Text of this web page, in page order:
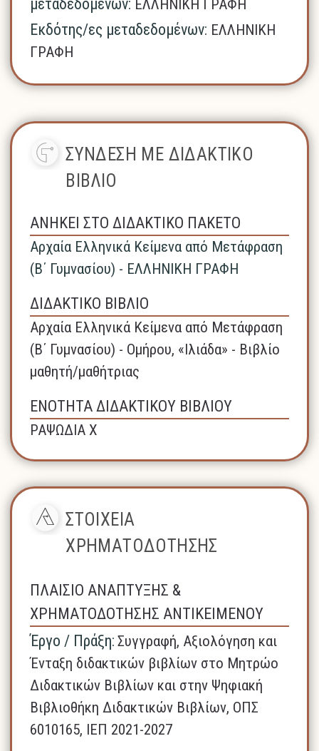
μεταδεδομένων: ΕΛΛΗΝΙΚΗ ΓΡΑΦΗ
Εκδότης/ες μεταδεδομένων: ΕΛΛΗΝΙΚΗ
ΓΡΑΦΗ
ΣΥΝΔΕΣΗ ΜΕ ΔΙΔΑΚΤΙΚΟ
ΒΙΒΛΙΟ
ΑΝΗΚΕΙ ΣΤΟ ΔΙΔΑΚΤΙΚΟ ΠΑΚΕΤΟ
Αρχαία Ελληνικά Κείμενα από Μετάφραση
(Β΄ Γυμνασίου) - ΕΛΛΗΝΙΚΗ ΓΡΑΦΗ
ΔΙΔΑΚΤΙΚΟ ΒΙΒΛΙΟ
Αρχαία Ελληνικά Κείμενα από Μετάφραση
(Β΄ Γυμνασίου) - Ομήρου, «Ιλιάδα» - Βιβλίο
μαθητή/μαθήτριας
ΕΝΟΤΗΤΑ ΔΙΔΑΚΤΙΚΟΥ ΒΙΒΛΙΟΥ
ΡΑΨΩΔΙΑ Χ
ΣΤΟΙΧΕΙΑ
ΧΡΗΜΑΤΟΔΟΤΗΣΗΣ
ΠΛΑΙΣΙΟ ΑΝΑΠΤΥΞΗΣ &
ΧΡΗΜΑΤΟΔΟΤΗΣΗΣ ΑΝΤΙΚΕΙΜΕΝΟΥ
Έργο / Πράξη: Συγγραφή, Αξιολόγηση και
Ένταξη διδακτικών βιβλίων στο Μητρώο
Διδακτικών Βιβλίων και στην Ψηφιακή
Βιβλιοθήκη Διδακτικών Βιβλίων, ΟΠΣ
6010165, ΙΕΠ 2021-2027